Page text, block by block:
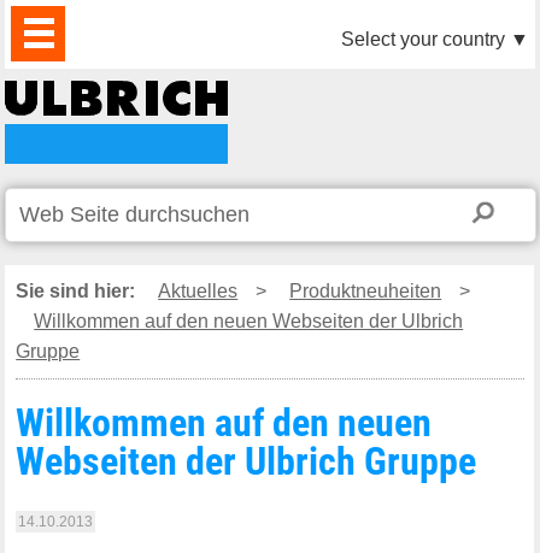
PRODUKTE
AKTUELLES
DOWNLOAD
VIDEO
PARTNER
UNTERNEHMEN
KONTAKTE Select your country ▼
Sie sind hier: Aktuelles > Produktneuheiten
>
Willkommen auf den neuen Webseiten der Ulbrich
Gruppe
Willkommen auf den neuen
Webseiten der Ulbrich Gruppe
14.10.2013